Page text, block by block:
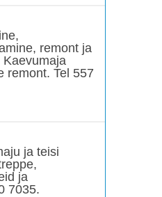
remont ja
remont. Tel 557
ja teisi
ja
7035.